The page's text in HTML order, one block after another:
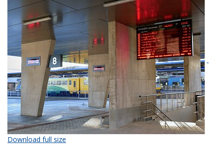
Download full size